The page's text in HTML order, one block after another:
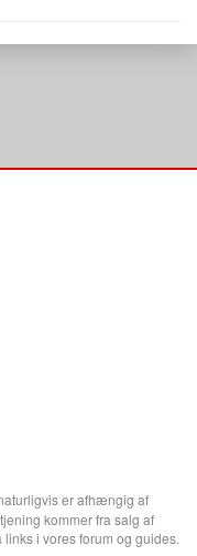
er afhængig af
kommer fra salg af
i vores forum og guides.